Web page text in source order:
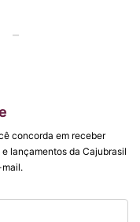
concorda em receber
lançamentos da Cajubrasil